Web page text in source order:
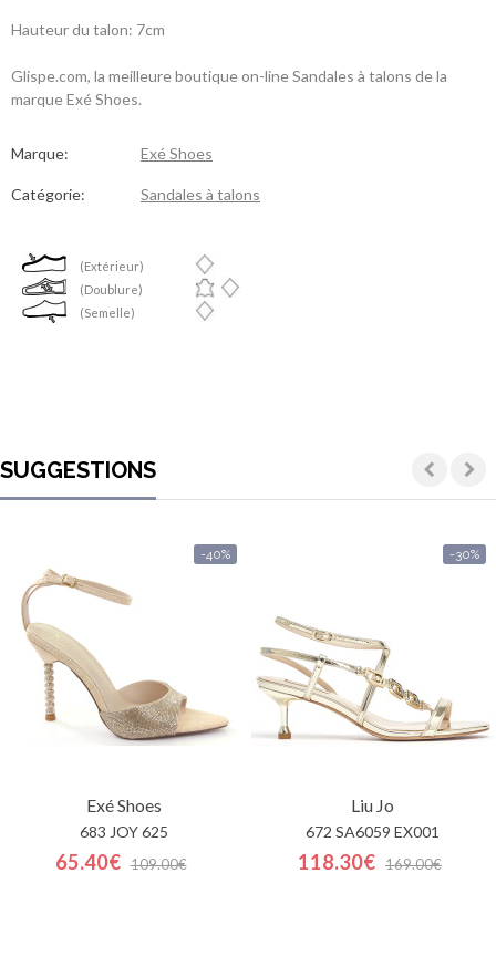
Hauteur du talon: 7cm
Glispe.com, la meilleure boutique on-line Sandales à talons de la
marque Exé Shoes.
Marque: Exé Shoes
Catégorie: Sandales à talons
(Extérieur)
(Doublure)
(Semelle)
SUGGESTIONS
-40%
Exé Shoes
683 JOY 625
65.40€ 109.00€
-30%
Liu Jo
672 SA6059 EX001
118.30€ 169.00€